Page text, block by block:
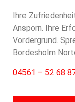
Ihre
Ansporn. Ihre
Vordergrund.
Bordesholm
04561 – 52 68